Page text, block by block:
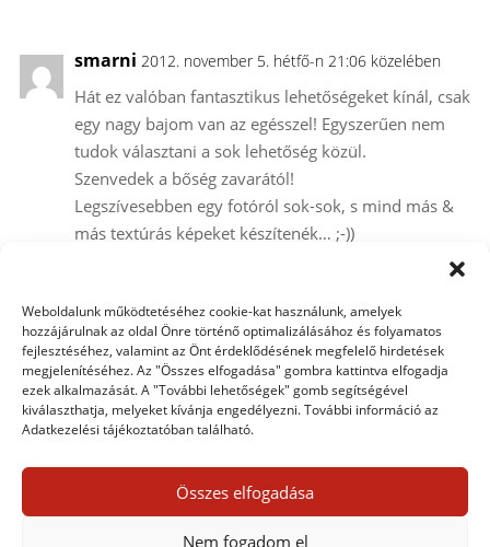
Weboldalunk működtetéséhez cookie-kat használunk, amelyek
hozzájárulnak az oldal Önre történő optimalizálásához és folyamatos
fejlesztéséhez, valamint az Önt érdeklődésének megfelelő hirdetések
megjelenítéséhez. Az "Összes elfogadása" gombra kattintva elfogadja
ezek alkalmazását. A "További lehetőségek" gomb segítségével
kiválaszthatja, melyeket kívánja engedélyezni. További információ az
Adatkezelési tájékoztatóban található.
Összes elfogadása
Nem fogadom el
smarni 2012. november 5. hétfő-n 21:06 közelében
Hát ez valóban fantasztikus lehetőségeket kínál, csak
egy nagy bajom van az egésszel! Egyszerűen nem
tudok választani a sok lehetőség közül.
Szenvedek a bőség zavarától!
Legszívesebben egy fotóról sok-sok, s mind más &
más textúrás képeket készítenék… ;-))
Trackbacks/Pingbacks
Már megint textúra | Haladó CEWE FOTÓKÖNYV- […]
már volt többször is róla szó. Textúra mánia, Textúra,
blending és egyéb finomságok, Textúra+ Ezeket találtam
hirtelen, de biztos…